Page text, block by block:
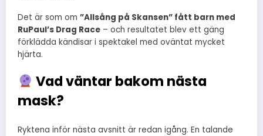
Det är som om ”Allsång på Skansen” fått barn med
RuPaul’s Drag Race – och resultatet blev ett gäng
förklädda kändisar i spektakel med oväntat mycket
hjärta.
Vad väntar bakom nästa
mask?
Ryktena inför nästa avsnitt är redan igång. En talande